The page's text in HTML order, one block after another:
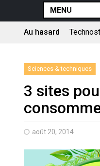
MENU
Au hasard
le
cœur du
elles
Le
Artemis
Sciences & techniques
3 sites
août 20, 2014